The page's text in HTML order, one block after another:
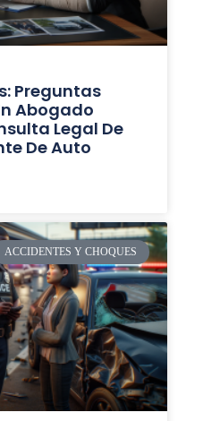
Preguntas
Abogado
Legal De
De Auto
ACCIDENTES Y CHOQUES